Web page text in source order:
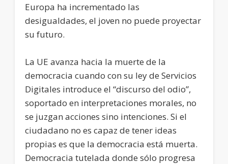
Europa ha incrementado las
desigualdades, el joven no puede proyectar
su futuro.
La UE avanza hacia la muerte de la
democracia cuando con su ley de Servicios
Digitales introduce el “discurso del odio”,
soportado en interpretaciones morales, no
se juzgan acciones sino intenciones. Si el
ciudadano no es capaz de tener ideas
propias es que la democracia está muerta.
Democracia tutelada donde sólo progresa